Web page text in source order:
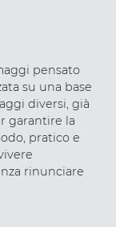
pensato
su una base
diversi, già
garantire la
pratico e
rinunciare